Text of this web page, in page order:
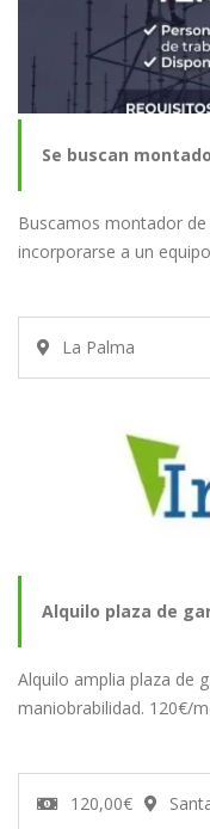
Se buscan
Buscamos montador
incorporarse a un
La Palma
Alquilo plaza de
Alquilo amplia plaza de
maniobrabilidad. 120€/
120,00€